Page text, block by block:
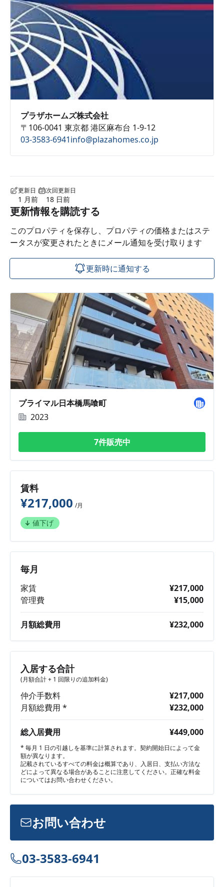
プラザホームズ株式会社
〒106-0041 東京都 港区麻布台 1-9-12
03-3583-6941info@plazahomes.co.jp
更新日
1 月前
次回更新日
18 日前
更新情報を購読する
このプロパティを保存し、プロパティの価格またはステ
ータスが変更されたときにメール通知を受け取ります
更新時に通知する
プライマル日本橋馬喰町
2023
7件販売中
賃料
¥217,000 /月
値下げ
毎月
家賃
¥217,000
管理費
¥15,000
月額総費用 ¥232,000
入居する合計
(月額合計 + 1 回限りの追加料金)
仲介手数料
¥217,000
月額総費用 *
¥232,000
総入居費用 ¥449,000
* 毎月 1 日の引越しを基準に計算されます。契約開始日によって金
額が異なります。
記載されているすべての料金は概算であり、入居日、支払い方法な
どによって異なる場合があることに注意してください。正確な料金
についてはお問い合わせください。
お問い合わせ
03-3583-6941